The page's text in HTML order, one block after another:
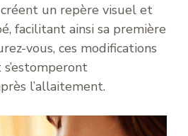
un repère visuel et
facilitant ainsi sa première
vous, ces modifications
l’allaitement.